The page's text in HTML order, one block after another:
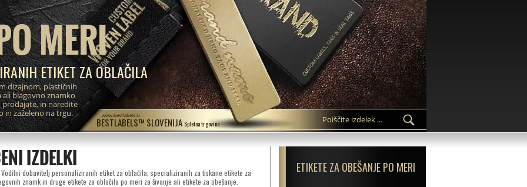
BESTLABELS™ SLOVENIJA Spletna trgovina
www.bestlabels.si
MERI
ETIKET ZA OBLAČILA
dizajnom, plastičnih
blagovno znamko
in naredite
in zaželeno na trgu.
IZDELKI
dobavitelj personaliziranih etiket za oblačila, specializiranih za tiskane etikete za
znamk in druge etikete za oblačila po meri za šivanje ali etikete za obešanje.
ETIKETE ZA OBEŠANJE PO MERI